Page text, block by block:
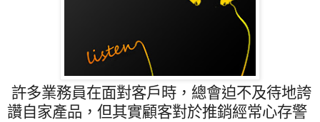
許多業務員在面對客戶時，總會迫不及待地誇
讚自家產品，但其實顧客對於推銷經常心存警